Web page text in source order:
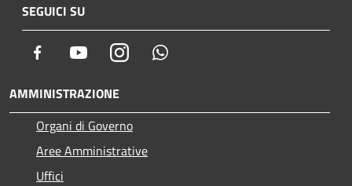
SEGUICI SU
Facebook YoutubeInstagram
AMMINISTRAZIONE
Organi di Governo
Aree Amministrative
Uffici